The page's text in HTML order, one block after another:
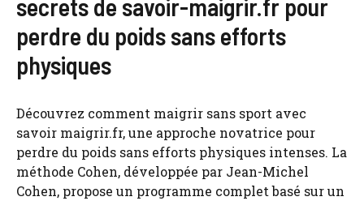
secrets de savoir-maigrir.fr pour
perdre du poids sans efforts
physiques
Découvrez comment maigrir sans sport avec
savoir maigrir.fr, une approche novatrice pour
perdre du poids sans efforts physiques intenses. La
méthode Cohen, développée par Jean-Michel
Cohen, propose un programme complet basé sur un